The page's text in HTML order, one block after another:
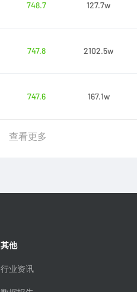
748.7
127.7w
747.8
2102.5w
747.6
167.1w
查看更多
其他
行业资讯